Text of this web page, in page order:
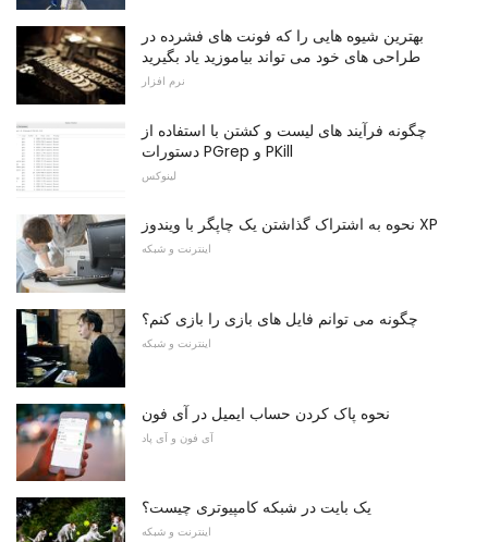
بهترین شیوه هایی را که فونت های فشرده در
طراحی های خود می تواند بیاموزید یاد بگیرید
نرم افزار
چگونه فرآیند های لیست و کشتن با استفاده از
دستورات PGrep و PKill
لینوکس
نحوه به اشتراک گذاشتن یک چاپگر با ویندوز XP
اینترنت و شبکه
چگونه می توانم فایل های بازی را بازی کنم؟
اینترنت و شبکه
نحوه پاک کردن حساب ایمیل در آی فون
آی فون و آی پاد
یک بایت در شبکه کامپیوتری چیست؟
اینترنت و شبکه